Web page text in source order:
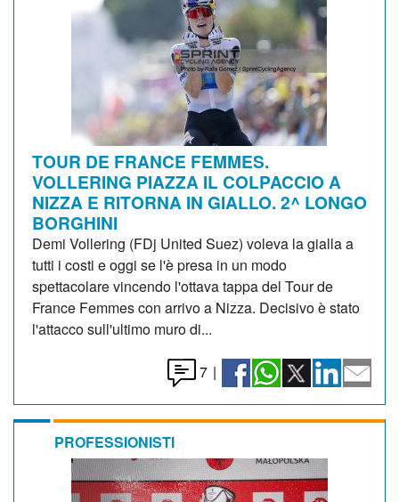
TOUR DE FRANCE FEMMES.
VOLLERING PIAZZA IL COLPACCIO A
NIZZA E RITORNA IN GIALLO. 2^ LONGO
BORGHINI
Demi Vollering (FDj United Suez) voleva la gialla a
tutti i costi e oggi se l'è presa in un modo
spettacolare vincendo l'ottava tappa del Tour de
France Femmes con arrivo a Nizza. Decisivo è stato
l'attacco sull'ultimo muro di...
7 |
PROFESSIONISTI